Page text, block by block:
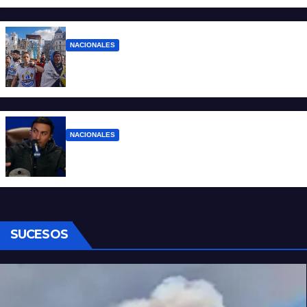
NACIONALES
NACIONALES
SUCESOS